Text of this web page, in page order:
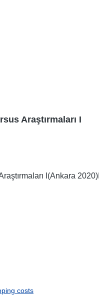
Araştırmaları I
I(Ankara
costs